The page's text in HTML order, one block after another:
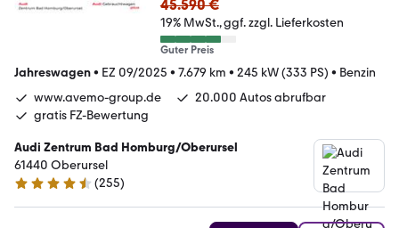
45.590 €
19% MwSt. ggf. zzgl. Lieferkosten
Guter Preis
Jahreswagen• EZ 09/2025 • 7.679 km • 245 kW (333 PS) • Benzin
www.avemo-group.de
20.000 Autos abrufbar
gratis FZ-Bewertung
Audi Zentrum Bad Homburg/Oberursel
61440 Oberursel
4.6 Sterne
(255)